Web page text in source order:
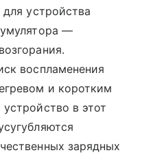
устройства
—
воспламенения
и коротким
в этот
зарядных